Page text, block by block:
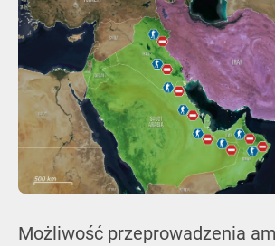
Możliwość przeprowadzenia